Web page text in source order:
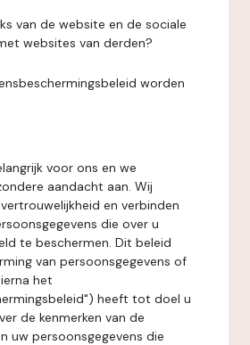
van de website en de sociale
websites van derden?
worden
voor ons en we
aandacht aan. Wij
en verbinden
die over u
te beschermen. Dit beleid
van persoonsgegevens of
het
heeft tot doel u
de kenmerken van de
uw persoonsgegevens die